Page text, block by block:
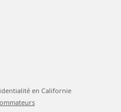
en Californie